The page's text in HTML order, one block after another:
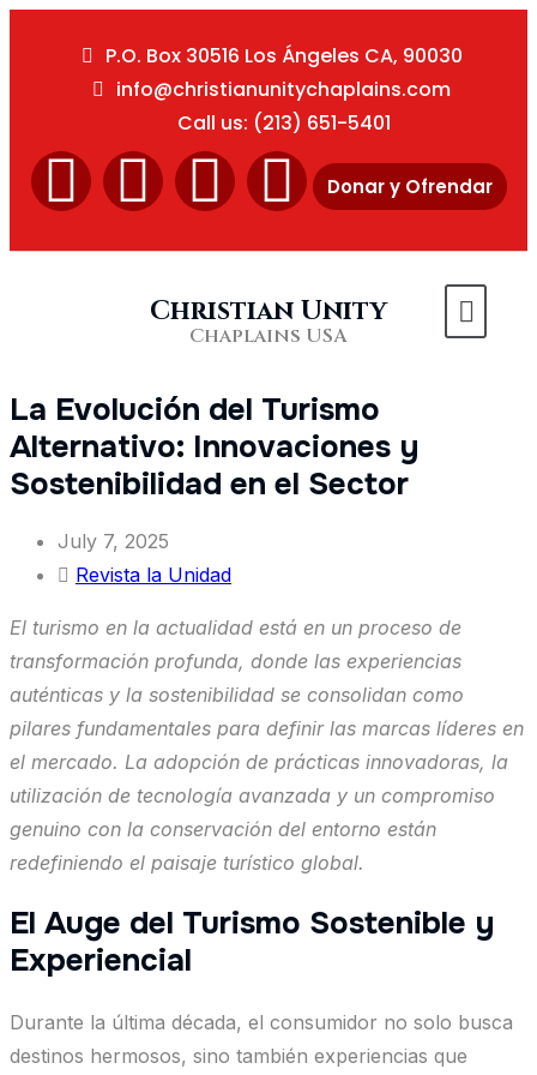
P.O. Box 30516 Los Ángeles CA, 90030
info@christianunitychaplains.com
Call us: (213) 651-5401
Donar y Ofrendar
Christian Unity
Chaplains USA
La Evolución del Turismo
Alternativo: Innovaciones y
Sostenibilidad en el Sector
July 7, 2025
Revista la Unidad
El turismo en la actualidad está en un proceso de
transformación profunda, donde las experiencias
auténticas y la sostenibilidad se consolidan como
pilares fundamentales para definir las marcas líderes en
el mercado. La adopción de prácticas innovadoras, la
utilización de tecnología avanzada y un compromiso
genuino con la conservación del entorno están
redefiniendo el paisaje turístico global.
El Auge del Turismo Sostenible y
Experiencial
Durante la última década, el consumidor no solo busca
destinos hermosos, sino también experiencias que